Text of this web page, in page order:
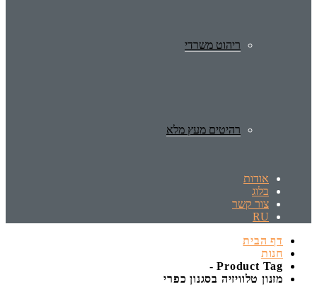
ריהוט משרדי
רהיטים מעץ מלא
אודות
בלוג
צור קשר
RU
דף הבית
חנות
Product Tag -
מזנון טלוויזיה בסגנון כפרי